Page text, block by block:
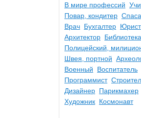
В мире профессий
Повар, кондитер
Врач Бухгалтер Юрист
Архитектор
Полицейский,
Швея, портной
Военный
Воспитатель
Программист
Дизайнер Парикмахер
Художник Космонавт